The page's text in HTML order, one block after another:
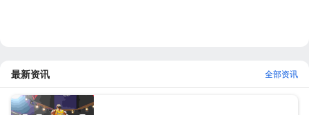
最新资讯 全部资讯